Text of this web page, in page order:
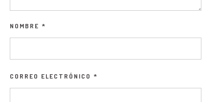
NOMBRE *
CORREO ELECTRÓNICO *